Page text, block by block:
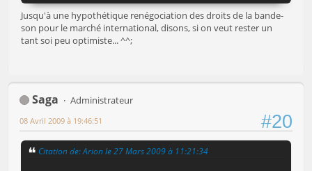
Jusqu'à une hypothétique renégociation des droits de la bande-
son pour le marché international, disons, si on veut rester un
tant soi peu optimiste... ^^;
Saga Administrateur
#20
08 Avril 2009 à 19:46:51
Citation de: Arion le 27 Mars 2009 à 11:21:34